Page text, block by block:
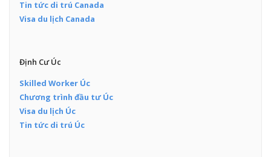
Tin tức di trú Canada
Visa du lịch Canada
Định Cư Úc
Skilled Worker Úc
Chương trình đầu tư Úc
Visa du lịch Úc
Tin tức di trú Úc